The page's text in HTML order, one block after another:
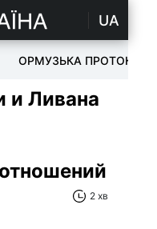
UA
ОРМУЗЬКА ПРОТОКА
и Ливана
2 хв